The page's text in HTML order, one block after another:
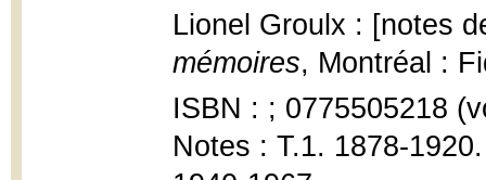
Lionel Groulx : [notes
mémoires, Montréal :
ISBN : ; 0775505218
Notes : T.1. 1878-